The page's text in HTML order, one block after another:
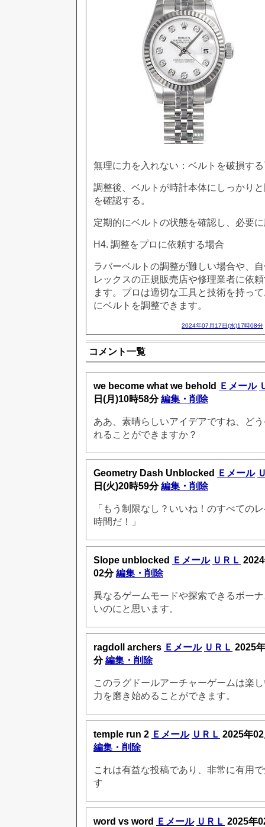
無理に力を入れない：ベルトを破損す
調整後、ベルトが時計本体にしっかり
を確認する。
定期的にベルトの状態を確認し、必要
H4. 調整をプロに依頼する場合
ラバーベルトの調整が難しい場合や、
レックスの正規販売店や修理業者に依
ます。プロは適切な工具と技術を持っ
にベルトを調整できます。
2024年07月17日(水)17時08分
コメント一覧
we become what we behold Ｅメール
日(月)10時58分編集・削除
ああ、素晴らしいアイデアですね、ど
れることができますか？
Geometry Dash Unblocked Ｅメール
日(火)20時59分編集・削除
「もう制限なし？いいね！のすべての
時間だ！」
Slope unblocked Ｅメール ＵＲＬ
02分編集・削除
異なるゲームモードや探索できるボー
いのにと思います。
ragdoll archers Ｅメール ＵＲＬ 2025
分編集・削除
このラグドールアーチャーゲームは楽
力を磨き始めることができます。
temple run 2 Ｅメール ＵＲＬ 2025年
編集・削除
これは有益な投稿であり、非常に有用
す
word vs word Ｅメール ＵＲＬ 2025年